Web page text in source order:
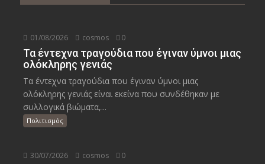
01/08/2026 cosmos 0
Τα έντεχνα τραγούδια που έγιναν ύμνοι μιας
ολόκληρης γενιάς
Τα έντεχνα τραγούδια που έγιναν ύμνοι μιας
ολόκληρης γενιάς είναι εκείνα που συνδέθηκαν με
συλλογικά βιώματα,...
Πολιτισμός
30/07/2026 cosmos 0